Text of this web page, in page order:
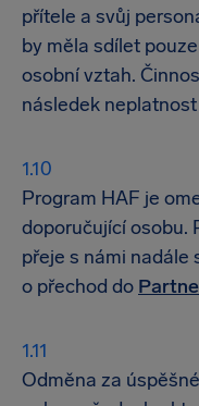
přítele a svůj
by měla sdílet
osobní vztah.
následek
Program HAF je
doporučující osobu.
přeje s námi nadále
o přechod do
Odměna za